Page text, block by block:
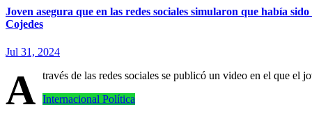
Joven asegura que en las redes sociales simularon que había
Cojedes
Jul 31, 2024
A través de las redes sociales se publicó un video en el que el
Internacional Política